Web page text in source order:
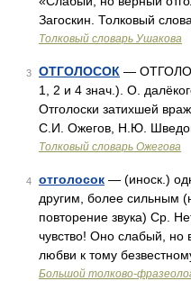
Загоскин. Толковый
Толковый словарь Ушакова
3 ОТГОЛОСОК —
1, 2 и 4 знач.). О.
Отголоски затихшей
С.И. Ожегов, Н.Ю.
Толковый словарь Ожегова
4 отголосок — (иноск.)
другим, более сильным
повторение звука) Ср.
чувство! Оно слабый, но
любви к тому
Большой толково-